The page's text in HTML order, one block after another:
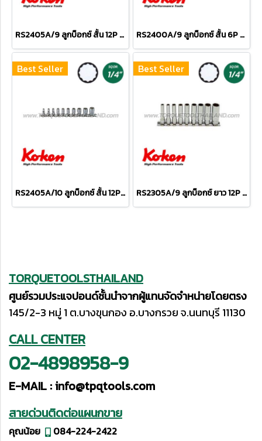
RS2405A/9 ลูกบ็อกซ์ สั้น 12P ชุด 9 ชิ้น (SQ.DR.1/4") Socket Set on Rail RS2400A/9 ลูกบ็อกซ์ สั้น 6P ชุด 9 ชิ้น (SQ.DR.1/4") Socket Set on Rail
Best Seller
RS2405A/10 ลูกบ็อกซ์ สั้น 12P ชุด 10 ชิ้น (SQ.DR.1/4") Socket Set on Rail
Best Seller
RS2305A/9 ลูกบ็อกซ์ ยาว 12P ชุด 9 ชิ้น (SQ.DR.1/4") Deep Socket Set on Rail
TORQUETOOLSTHAILAND
ศูนย์รวมประแจปอนด์ชั้นนำจากผู้แทนจัดจำหน่ายโดยตรง
145/2-3 หมู่ 1 ต.บางขุนกอง อ.บางกรวย จ.นนทบุรี 11130
CALL CENTER
02-4898958-9
E-MAIL :info@tpqtools.com
สายด่วนติดต่อแผนกขาย
คุณน้อย
084-224-2422